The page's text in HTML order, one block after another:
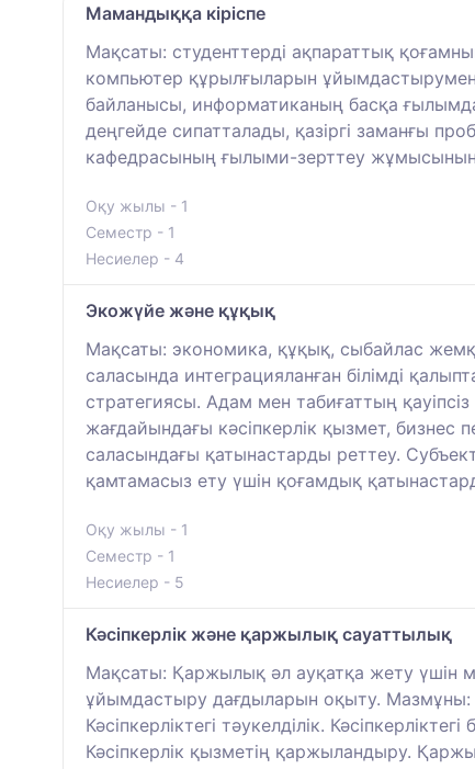
Мамандыққа кіріспе
Мақсаты: студенттерді ақпараттық
компьютер құрылғыларын
байланысы, информатиканың басқа
деңгейде сипатталады, қазіргі заманғы
кафедрасының ғылыми-зерттеу
Оқу жылы - 1
Семестр - 1
Несиелер - 4
Экожүйе және құқық
Мақсаты: экономика, құқық, сыбайлас
саласында интеграцияланған білімді
стратегиясы. Адам мен табиғаттың қауіпсіз
жағдайындағы кәсіпкерлік қызмет, бизнес
саласындағы қатынастарды реттеу.
қамтамасыз ету үшін қоғамдық
Оқу жылы - 1
Семестр - 1
Несиелер - 5
Кәсіпкерлік және қаржылық сауаттылық
Мақсаты: Қаржылық әл ауқатқа жету үшін
ұйымдастыру дағдыларын оқыту. Мазмұны:
Кәсіпкерліктегі тәукелділік.
Кәсіпкерлік қызметің қаржыландыру.